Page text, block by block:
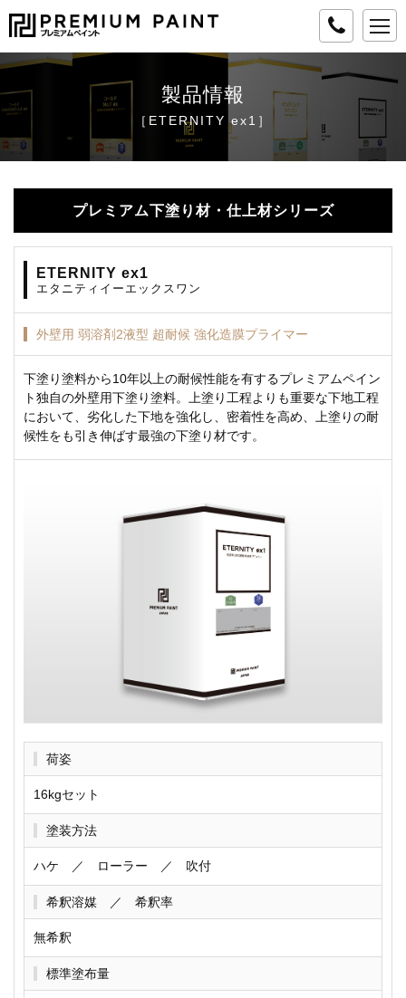
製品情報
［ETERNITY ex1］
プレミアム下塗り材・仕上材シリーズ
ETERNITY ex1
エタニティイーエックスワン
外壁用 弱溶剤2液型 超耐候 強化造膜プライマー
下塗り塗料から10年以上の耐候性能を有するプレミアムペイン
ト独自の外壁用下塗り塗料。上塗り工程よりも重要な下地工程
において、劣化した下地を強化し、密着性を高め、上塗りの耐
候性をも引き伸ばす最強の下塗り材です。
荷姿
16kgセット
塗装方法
ハケ ／ ローラー ／ 吹付
希釈溶媒 ／ 希釈率
無希釈
標準塗布量